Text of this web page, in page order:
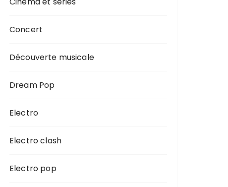
Concert
Découverte musicale
Dream Pop
Electro
Electro clash
Electro pop